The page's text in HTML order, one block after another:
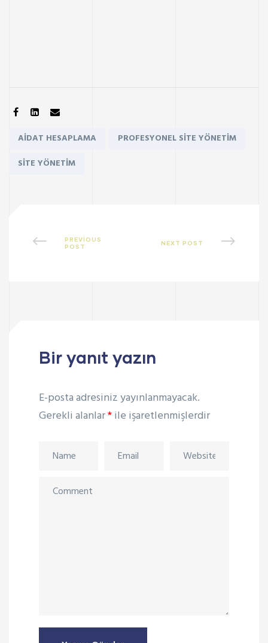
SHARE:
Tags:
AIDAT HESAPLAMA
PROFESYONEL SITE YÖNETIM
SITE YÖNETIM
PREVIOUS
POST
NEXT POST
Bir yanıt yazın
E-posta adresiniz yayınlanmayacak.
Gerekli alanlar*ile işaretlenmişlerdir